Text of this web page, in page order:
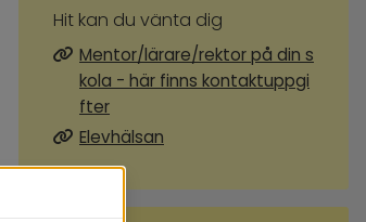
Hit kan du vänta dig
Mentor/lärare/rektor på din s
kola - här finns kontaktuppgi
fter
Elevhälsan